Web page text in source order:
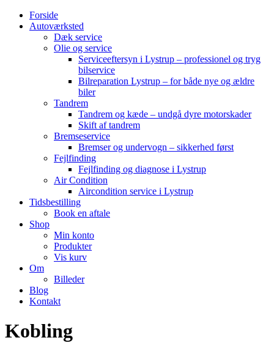
Forside
Autoværksted
Dæk service
Olie og service
Serviceeftersyn i Lystrup – professionel og tryg
bilservice
Bilreparation Lystrup – for både nye og ældre
biler
Tandrem
Tandrem og kæde – undgå dyre motorskader
Skift af tandrem
Bremseservice
Bremser og undervogn – sikkerhed først
Fejlfinding
Fejlfinding og diagnose i Lystrup
Air Condition
Aircondition service i Lystrup
Tidsbestilling
Book en aftale
Shop
Min konto
Produkter
Vis kurv
Om
Billeder
Blog
Kontakt
Kobling